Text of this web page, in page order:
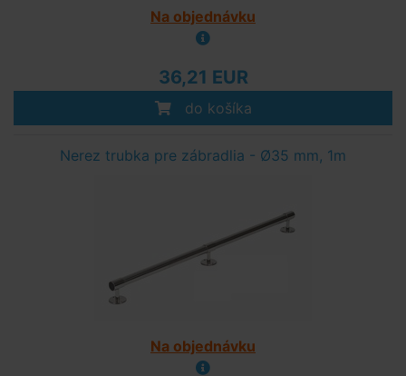
Na objednávku
36,21 EUR
do košíka
Nerez trubka pre zábradlia - Ø35 mm, 1m
Na objednávku